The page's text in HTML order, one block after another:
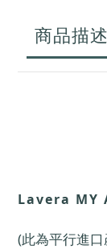
商品描述
Lavera MY
(此為平行進